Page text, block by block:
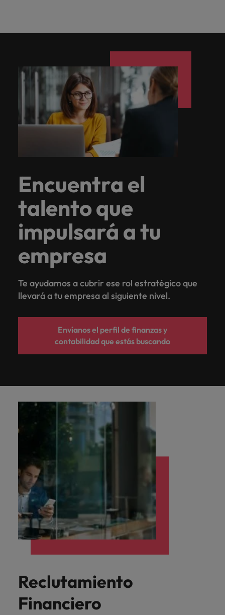
Encuentra el
talento que
impulsará a tu
empresa
Te ayudamos a cubrir ese rol estratégico que
llevará a tu empresa al siguiente nivel.
Envíanos el perfil de finanzas y
contabilidad que estás buscando
Reclutamiento
Financiero